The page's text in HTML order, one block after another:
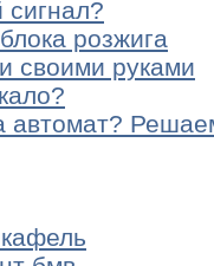
сигнал?
розжига
своими руками
автомат?